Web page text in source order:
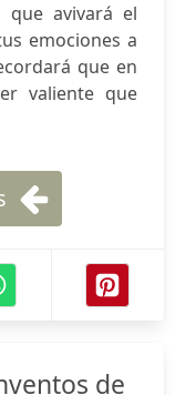
que avivará el
emociones a
que en
valiente que
de